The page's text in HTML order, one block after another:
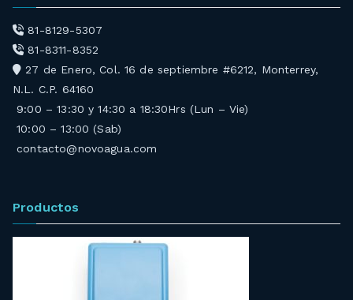
81-8129-5307
81-8311-8352
27 de Enero, Col. 16 de septiembre #6212, Monterrey,
N.L. C.P. 64160
9:00 – 13:30 y 14:30 a 18:30Hrs (Lun – Vie)
10:00 – 13:00 (Sab)
contacto@novoagua.com
Productos